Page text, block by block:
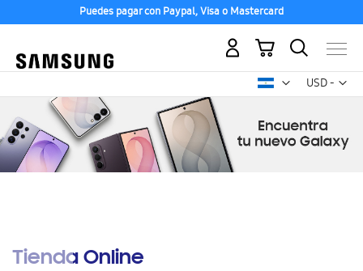
Puedes pagar con Paypal, Visa o Mastercard
USD -
dólar
Mi carrito
Tienda Online